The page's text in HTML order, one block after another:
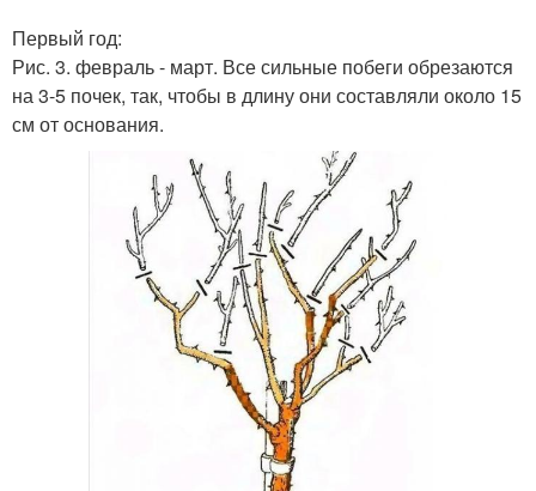
Первый год:
Рис. 3. февраль - март. Все сильные побеги обрезаются
на 3-5 почек, так, чтобы в длину они составляли около 15
см от основания.